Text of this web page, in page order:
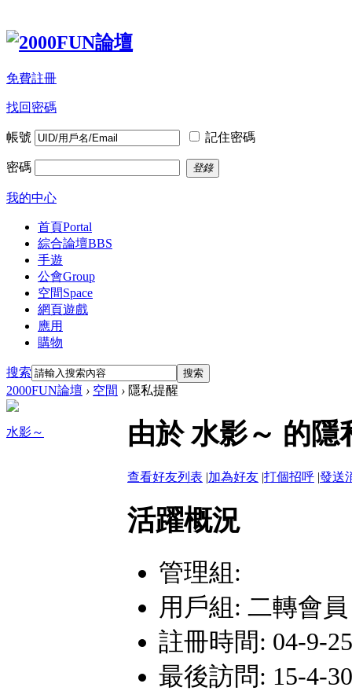
免費註冊
找回密碼
帳號 記住密碼
密碼 登錄
我的中心
首頁Portal
綜合論壇BBS
手遊
公會Group
空間Space
網頁遊戲
應用
購物
搜索 搜索
2000FUN論壇 › 空間 › 隱私提醒
水影～ 由於 水影～ 的
查看好友列表 |加為好友 |打個招呼 |發送
活躍概況
管理組:
用戶組: 二轉會員
註冊時間: 04-9-
最後訪問: 15-4-